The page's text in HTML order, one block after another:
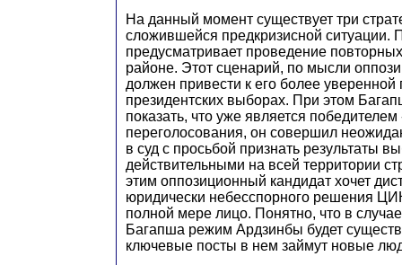
На данный момент существует три
сложившейся предкризисной ситуации.
предусматривает проведение
районе. Этот сценарий, по мысли
должен привести к его более уверенной
президентских выборах. При этом
показать, что уже является
переголосования, он совершил
в суд с просьбой признать результаты
действительными на всей территории
этим оппозиционный кандидат хочет
юридически небесспорного решения
полной мере лицо. Понятно, что в
Багапша режим Ардзинбы будет
ключевые посты в нем займут новые